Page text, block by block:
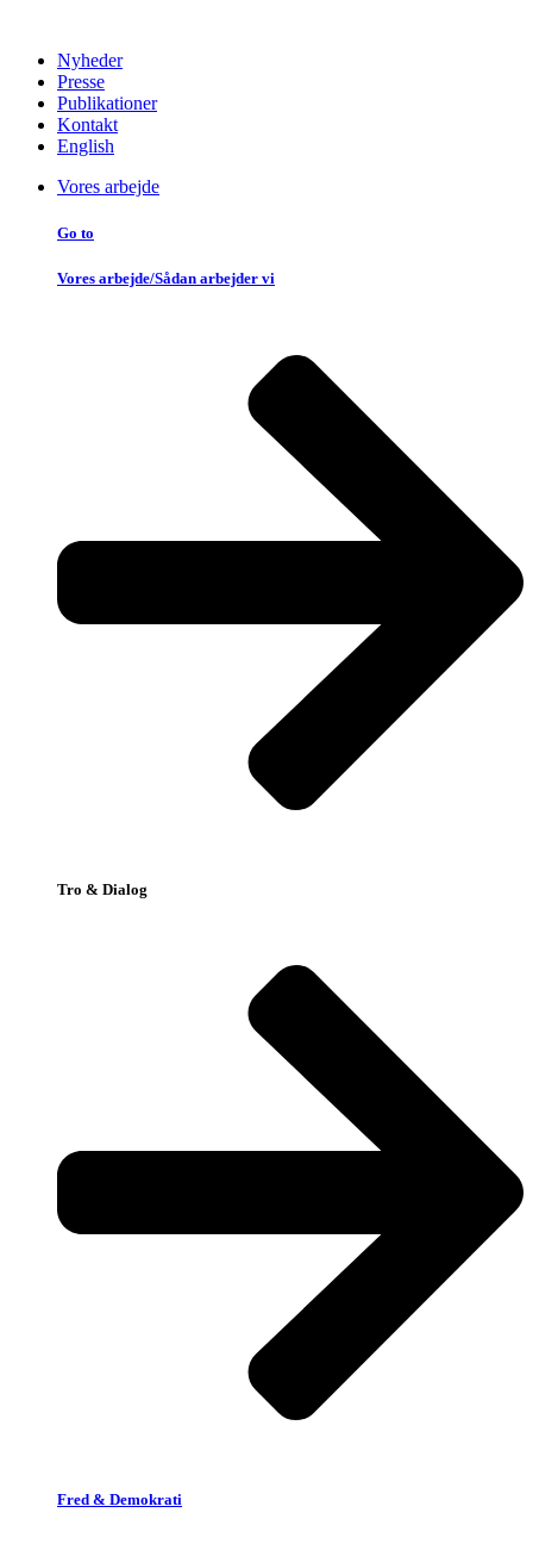
Nyheder
Presse
Publikationer
Kontakt
English
Vores arbejde
Go to
Vores arbejde/Sådan arbejder vi
Tro & Dialog
Fred & Demokrati